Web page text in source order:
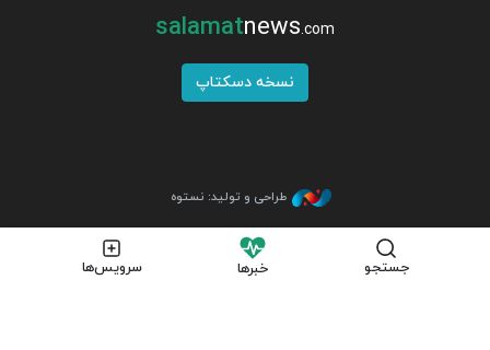
جستجو خبرها سرویس‌ها
salamatnews.com
نسخه دسکتاپ
طراحی و تولید: نستوه